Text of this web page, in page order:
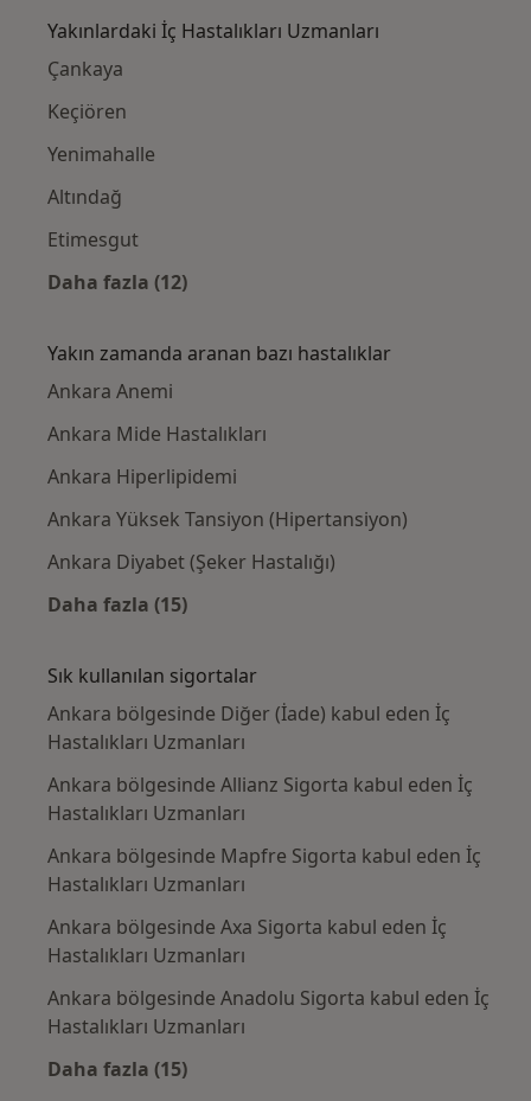
Yakınlardaki İç Hastalıkları Uzmanları
Çankaya
Keçiören
Yenimahalle
Altındağ
Etimesgut
Daha fazla (12)
Yakın zamanda aranan bazı hastalıklar
Ankara Anemi
Ankara Mide Hastalıkları
Ankara Hiperlipidemi
Ankara Yüksek Tansiyon (Hipertansiyon)
Ankara Diyabet (Şeker Hastalığı)
Daha fazla (15)
Sık kullanılan sigortalar
Ankara bölgesinde Diğer (İade) kabul eden İç
Hastalıkları Uzmanları
Ankara bölgesinde Allianz Sigorta kabul eden İç
Hastalıkları Uzmanları
Ankara bölgesinde Mapfre Sigorta kabul eden İç
Hastalıkları Uzmanları
Ankara bölgesinde Axa Sigorta kabul eden İç
Hastalıkları Uzmanları
Ankara bölgesinde Anadolu Sigorta kabul eden İç
Hastalıkları Uzmanları
Daha fazla (15)